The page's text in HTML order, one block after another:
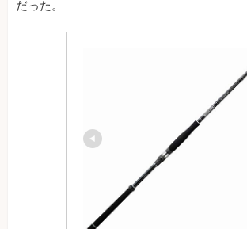
だった。